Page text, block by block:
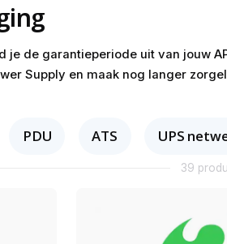
je de garantieperiode uit van jouw
Supply en maak nog langer
PDU ATS UPS
39